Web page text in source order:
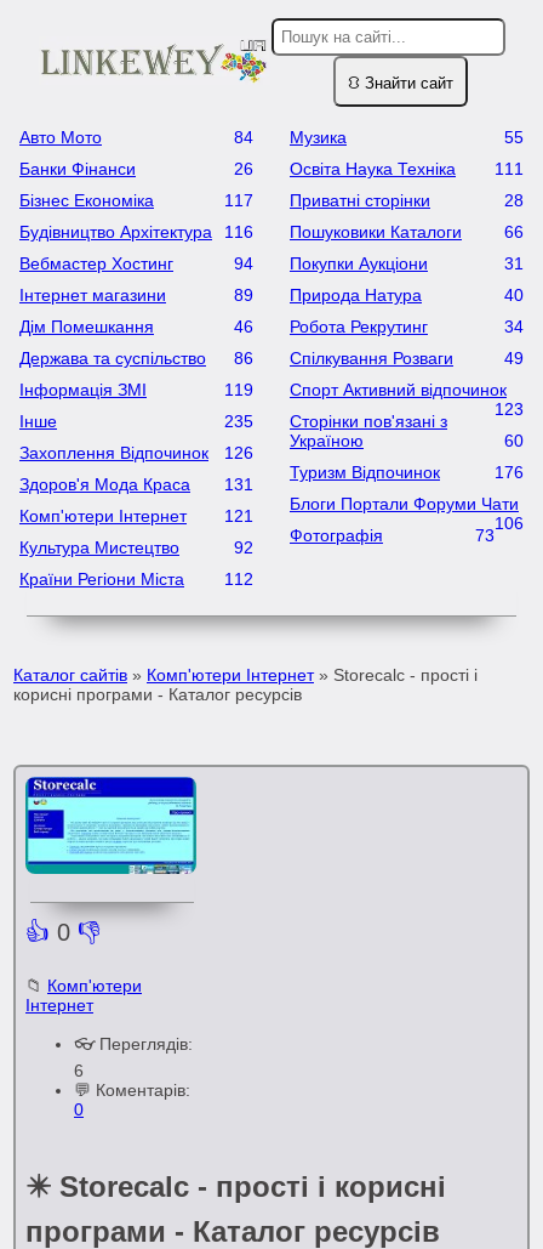
⛻ Знайти сайт
Авто Мото
84
Банки Фінанси
26
Бізнес Економіка
117
Будівництво Архітектура
116
Вебмастер Хостинг
94
Інтернет магазини
89
Дім Помешкання
46
Держава та суспільство
86
Інформація ЗМІ
119
Інше
235
Захоплення Відпочинок
126
Здоров'я Мода Краса
131
Комп'ютери Інтернет
121
Культура Мистецтво
92
Країни Регіони Міста
112
Музика
55
Освіта Наука Техніка
111
Приватні сторінки
28
Пошуковики Каталоги
66
Покупки Аукціони
31
Природа Натура
40
Робота Рекрутинг
34
Cпілкування Розваги
49
Спорт Активний відпочинок
123
Сторінки пов'язані з
Україною
60
Туризм Відпочинок
176
Блоги Портали Форуми Чати
106
Фотографія 73
Каталог сайтів » Комп'ютери Інтернет» Storecalc - прості і
корисні програми - Каталог ресурсів
👍 0 👎
📁 Комп'ютери
Інтернет
👓 Переглядів:
6
💬 Коментарів:
0
✴️ Storecalc - прості і корисні
програми - Каталог ресурсів